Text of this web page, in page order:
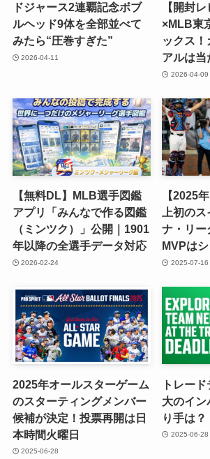
ドジャース2連覇記念ボブ
ルヘッド9体を全部並べて
みたら“圧巻すぎた”
2026-04-11
【開封
×MLB東
ックス！
アルは当
2026-04-09
【無料DL】MLB選手図鑑
アプリ「みんなで作る図鑑
（ミンツク）」公開｜1901
年以降の全選手データ対応
2026-02-24
【2025
上初の
ナ・リー
MVPは
2025-07-16
2025年オールスターゲーム
のスターティングメンバー
候補が決定！投票再開は日
本時間火曜日
2025-06-28
トレー
大のイン
り手は？
2025-06-28